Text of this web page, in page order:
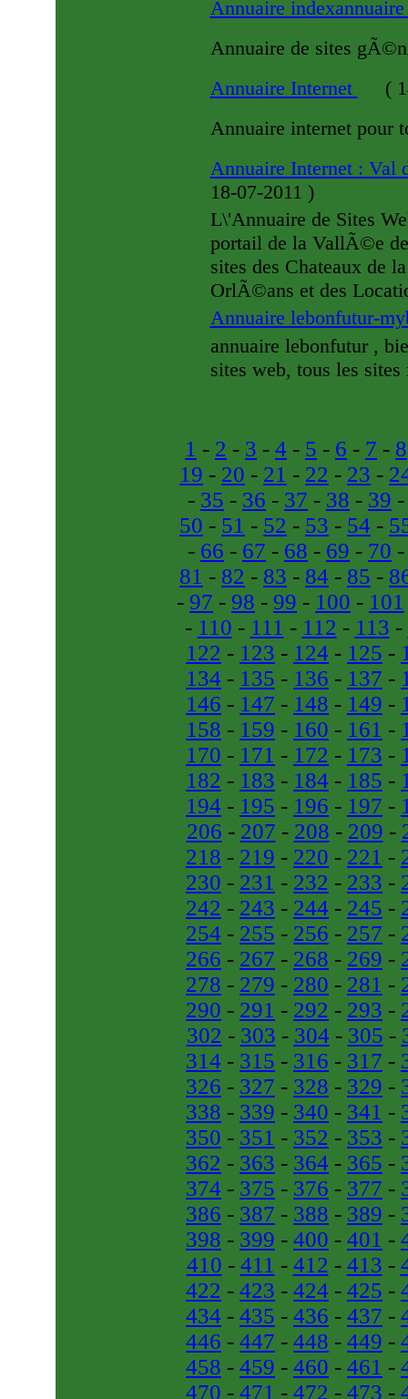
Annuaire
Annuaire de sites
Annuaire Internet
(
Annuaire internet pour
Annuaire Internet : Val
18-07-2011 )
L\'Annuaire de Sites
portail de la VallÃ©e
sites des Chateaux de
OrlÃ©ans et des
Annuaire lebonfutur-
annuaire lebonfutur ,
sites web, tous les
1 - 2 - 3 - 4 - 5 - 6 - 7 - 8
19 - 20 - 21 - 22 - 23 -
- 35 - 36 - 37 - 38 - 39
50 - 51 - 52 - 53 - 54 -
- 66 - 67 - 68 - 69 - 70
81 - 82 - 83 - 84 - 85 -
- 97 - 98 - 99 - 100 - 101
- 110 - 111 - 112 - 113 -
122 - 123 - 124 - 125 -
134 - 135 - 136 - 137 -
146 - 147 - 148 - 149 -
158 - 159 - 160 - 161 -
170 - 171 - 172 - 173 -
182 - 183 - 184 - 185 -
194 - 195 - 196 - 197 -
206 - 207 - 208 - 209 -
218 - 219 - 220 - 221 -
230 - 231 - 232 - 233 -
242 - 243 - 244 - 245 -
254 - 255 - 256 - 257 -
266 - 267 - 268 - 269 -
278 - 279 - 280 - 281 -
290 - 291 - 292 - 293 -
302 - 303 - 304 - 305 -
314 - 315 - 316 - 317 -
326 - 327 - 328 - 329 -
338 - 339 - 340 - 341 -
350 - 351 - 352 - 353 -
362 - 363 - 364 - 365 -
374 - 375 - 376 - 377 -
386 - 387 - 388 - 389 -
398 - 399 - 400 - 401 -
410 - 411 - 412 - 413 -
422 - 423 - 424 - 425 -
434 - 435 - 436 - 437 -
446 - 447 - 448 - 449 -
458 - 459 - 460 - 461 -
470 - 471 - 472 - 473 -